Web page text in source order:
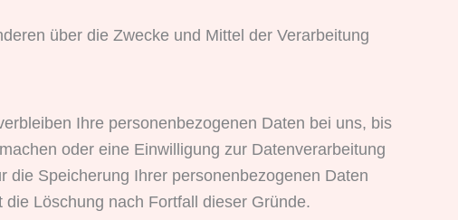
über die Zwecke und Mittel der Verarbeitung
Ihre personenbezogenen Daten bei uns, bis
oder eine Einwilligung zur Datenverarbeitung
Speicherung Ihrer personenbezogenen Daten
Löschung nach Fortfall dieser Gründe.